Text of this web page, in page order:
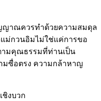
ญาณควรทำด้วยความสมดุล
แม่กวนอิมไม่ใช่แค่การขอ
ามคุณธรรมที่ท่านเป็น
มซื่อตรง ความกล้าหาญ
ชิงบวก